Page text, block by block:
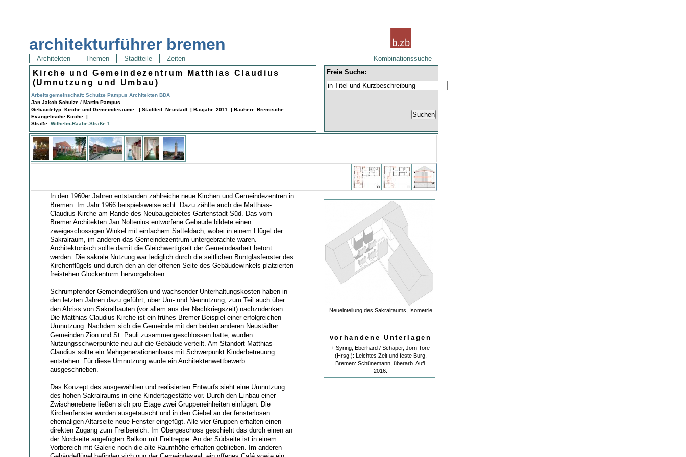
architekturführer bremen
Architekten Themen Stadtteile Zeiten Kombinationssuche
Kirche und Gemeindezentrum Matthias Claudius
(Umnutzung und Umbau)
Arbeitsgemeinschaft: Schulze Pampus Architekten BDA
Jan Jakob Schulze / Martin Pampus
Gebäudetyp: Kirche und Gemeinderäume | Stadtteil: Neustadt | Baujahr: 2011 | Bauherr: Bremische
Evangelische Kirche |
Straße: Wilhelm-Raabe-Straße 1
Freie Suche:
Neueinteilung des Sakralraums, Isometrie
vorhandene Unterlagen
+ Syring, Eberhard / Schaper, Jörn Tore
(Hrsg.): Leichtes Zelt und feste Burg,
Bremen: Schünemann, überarb. Aufl.
2016.
In den 1960er Jahren entstanden zahlreiche neue Kirchen und Gemeindezentren in
Bremen. Im Jahr 1966 beispielsweise acht. Dazu zählte auch die Matthias-
Claudius-Kirche am Rande des Neubaugebietes Gartenstadt-Süd. Das vom
Bremer Architekten Jan Noltenius entworfene Gebäude bildete einen
zweigeschossigen Winkel mit einfachem Satteldach, wobei in einem Flügel der
Sakralraum, im anderen das Gemeindezentrum untergebrachte waren.
Architektonisch sollte damit die Gleichwertigkeit der Gemeindearbeit betont
werden. Die sakrale Nutzung war lediglich durch die seitlichen Buntglasfenster des
Kirchenflügels und durch den an der offenen Seite des Gebäudewinkels platzierten
freistehen Glockenturm hervorgehoben.
Schrumpfender Gemeindegrößen und wachsender Unterhaltungskosten haben in
den letzten Jahren dazu geführt, über Um- und Neunutzung, zum Teil auch über
den Abriss von Sakralbauten (vor allem aus der Nachkriegszeit) nachzudenken.
Die Matthias-Claudius-Kirche ist ein frühes Bremer Beispiel einer erfolgreichen
Umnutzung. Nachdem sich die Gemeinde mit den beiden anderen Neustädter
Gemeinden Zion und St. Pauli zusammengeschlossen hatte, wurden
Nutzungsschwerpunkte neu auf die Gebäude verteilt. Am Standort Matthias-
Claudius sollte ein Mehrgenerationenhaus mit Schwerpunkt Kinderbetreuung
entstehen. Für diese Umnutzung wurde ein Architektenwettbewerb
ausgeschrieben.
Das Konzept des ausgewählten und realisierten Entwurfs sieht eine Umnutzung
des hohen Sakralraums in eine Kindertagestätte vor. Durch den Einbau einer
Zwischenebene ließen sich pro Etage zwei Gruppeneinheiten einfügen. Die
Kirchenfenster wurden ausgetauscht und in den Giebel an der fensterlosen
ehemaligen Altarseite neue Fenster eingefügt. Alle vier Gruppen erhalten einen
direkten Zugang zum Freibereich. Im Obergeschoss geschieht das durch einen an
der Nordseite angefügten Balkon mit Freitreppe. An der Südseite ist in einem
Vorbereich mit Galerie noch die alte Raumhöhe erhalten geblieben. Im anderen